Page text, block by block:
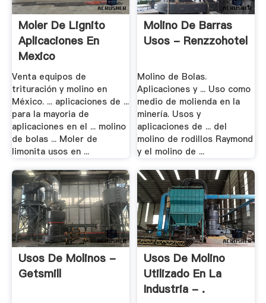
Moler De Lignito
Aplicaciones En
Mexico
Venta equipos de
trituración y molino en
México. ... aplicaciones de ...
para la mayoria de
aplicaciones en el ... molino
de bolas ... Moler de
limonita usos en ...
Molino De Barras
Usos - Renzzohotel
Molino de Bolas.
Aplicaciones y ... Uso como
medio de molienda en la
minería. Usos y
aplicaciones de ... del
molino de rodillos Raymond
y el molino de ...
Usos De Molinos -
Getsmill
Usos De Molino
Utilizado En La
Industria - .